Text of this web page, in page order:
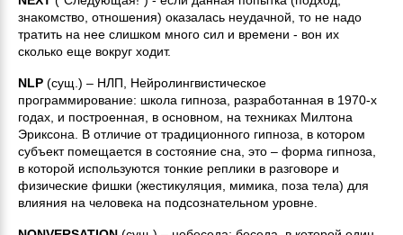
знакомство, отношения) оказалась неудачной, то не надо
тратить на нее слишком много сил и времени - вон их
сколько еще вокруг ходит.
NLP (сущ.) – НЛП, Нейролингвистическое
программирование: школа гипноза, разработанная в 1970-х
годах, и построенная, в основном, на техниках Милтона
Эриксона. В отличие от традиционного гипноза, в котором
субъект помещается в состояние сна, это – форма гипноза,
в которой используются тонкие реплики в разговоре и
физические фишки (жестикуляция, мимика, поза тела) для
влияния на человека на подсознательном уровне.